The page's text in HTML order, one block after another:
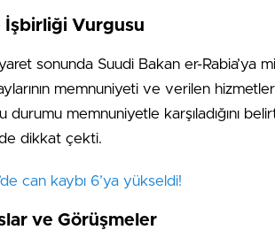
İşbirliği Vurgusu
sonunda Suudi Bakan er-Rabia’ya
memnuniyeti ve verilen
durumu memnuniyetle karşıladığını
dikkat çekti.
can kaybı 6’ya yükseldi!
ve Görüşmeler